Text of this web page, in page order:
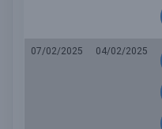
07/02/2025
04/02/2025